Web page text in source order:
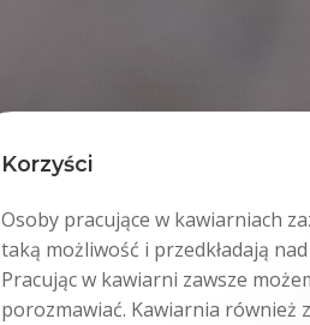
Korzyści
Osoby pracujące w kawiarniach
taką możliwość i przedkładają
Pracując w kawiarni zawsze
porozmawiać. Kawiarnia również